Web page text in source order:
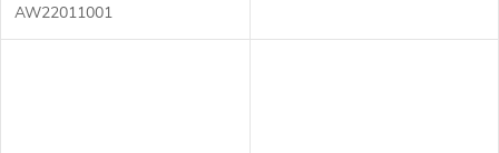
AW22011001